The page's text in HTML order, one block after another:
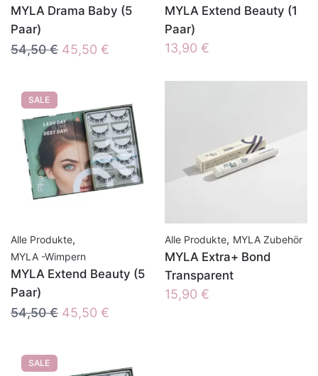
MYLA Drama Baby (5
Paar)
54,50€ Ursprünglicher
54,50 €
45,50 €
45,50 €.
MYLA Extend Beauty (1
Paar)
13,90 €
SALE
Alle Produkte,
MYLA -Wimpern
MYLA Extend Beauty (5
Paar)
54,50€ Ursprünglicher
54,50 €
45,50 €
45,50 €.
Alle Produkte, MYLA Zubehör
MYLA Extra+ Bond
Transparent
15,90 €
SALE